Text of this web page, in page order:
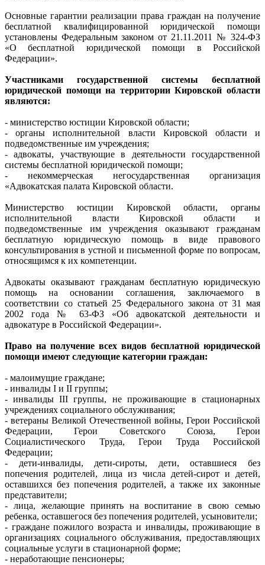
Основные гарантии реализации права граждан на получение
бесплатной квалифицированной юридической помощи
установлены Федеральным законом от 21.11.2011 № 324-ФЗ
«О бесплатной юридической помощи в Российской
Федерации».
Участниками государственной системы бесплатной
юридической помощи на территории Кировской области
являются:
- министерство юстиции Кировской области;
- органы исполнительной власти Кировской области и
подведомственные им учреждения;
- адвокаты, участвующие в деятельности государственной
системы бесплатной юридической помощи;
- некоммерческая негосударственная организация
«Адвокатская палата Кировской области.
Министерство юстиции Кировской области, органы
исполнительной власти Кировской области и
подведомственные им учреждения оказывают гражданам
бесплатную юридическую помощь в виде правового
консультирования в устной и письменной форме по вопросам,
относящимся к их компетенции.
Адвокаты оказывают гражданам бесплатную юридическую
помощь на основании соглашения, заключаемого в
соответствии со статьей 25 Федерального закона от 31 мая
2002 года № 63-ФЗ «Об адвокатской деятельности и
адвокатуре в Российской Федерации».
Право на получение всех видов бесплатной юридической
помощи имеют следующие категории граждан:
- малоимущие граждане;
- инвалиды I и II группы;
- инвалиды III группы, не проживающие в стационарных
учреждениях социального обслуживания;
- ветераны Великой Отечественной войны, Герои Российской
Федерации, Герои Советского Союза, Герои
Социалистического Труда, Герои Труда Российской
Федерации;
- дети-инвалиды, дети-сироты, дети, оставшиеся без
попечения родителей, лица из числа детей-сирот и детей,
оставшихся без попечения родителей, а также их законные
представители;
- лица, желающие принять на воспитание в свою семью
ребенка, оставшегося без попечения родителей, усыновители;
- граждане пожилого возраста и инвалиды, проживающие в
организациях социального обслуживания, предоставляющих
социальные услуги в стационарной форме;
- неработающие пенсионеры;